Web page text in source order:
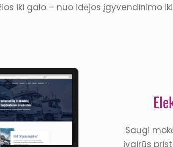
iki galo – nuo idėjos įgyvendinimo
Saugi
įvairūs